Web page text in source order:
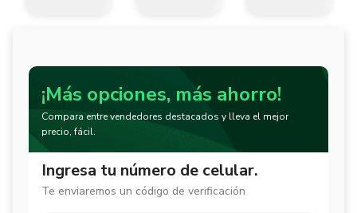
¡Más opciones, más ahorro!
Compara entre vendedores destacados y lleva el mejor
precio, fácil.
Ingresa tu número de celular.
Te enviaremos un código de verificación